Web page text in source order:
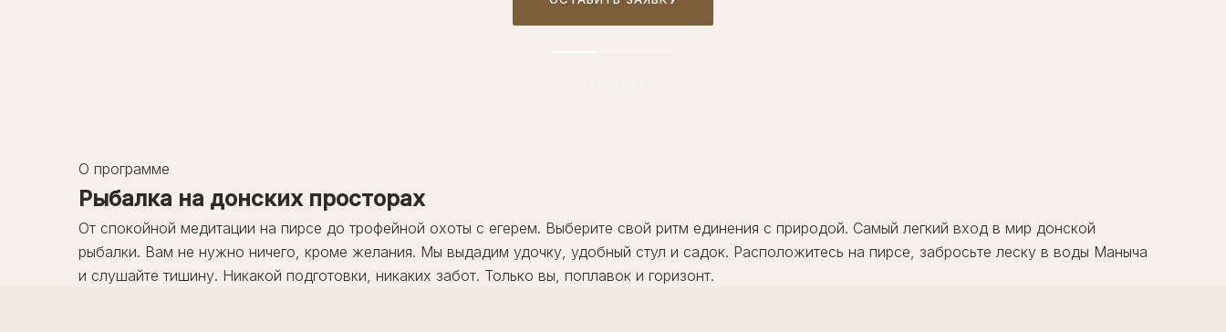
О программе
Рыбалка на донских просторах
От спокойной медитации на пирсе до трофейной охоты с егерем. Выберите свой ритм единения с природой. Самый легкий вход в мир донской
рыбалки. Вам не нужно ничего, кроме желания. Мы выдадим удочку, удобный стул и садок. Расположитесь на пирсе, забросьте леску в воды Маныча
и слушайте тишину. Никакой подготовки, никаких забот. Только вы, поплавок и горизонт.